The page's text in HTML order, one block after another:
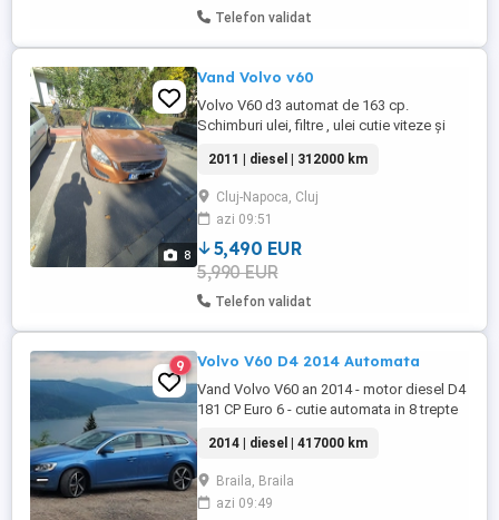
Telefon validat
8
Vand Volvo v60
Volvo V60 d3 automat de 163 cp.
Schimburi ulei, filtre , ulei cutie viteze și
faza scurta cu becuri led.
2011 | diesel | 312000 km
Cluj-Napoca, Cluj
azi 09:51
5,490 EUR
5,990 EUR
Telefon validat
9 Volvo V60 D4 2014 Automata
Vand Volvo V60 an 2014 - motor diesel D4
181 CP Euro 6 - cutie automata in 8 trepte
martie 2023 sunt primul proprietar in
Romania ITP valabil pana in martie 2027,
impozit auto achitat pentru anul 2026
Manual si Carte Service cu istoric complet
2014 | diesel | 417000 km
Braila, Braila
azi 09:49